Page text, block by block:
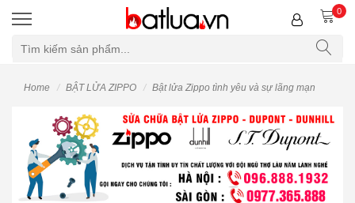
0
Home BẬT LỬA ZIPPO Bật lửa Zippo tình yêu và sự lãng mạn